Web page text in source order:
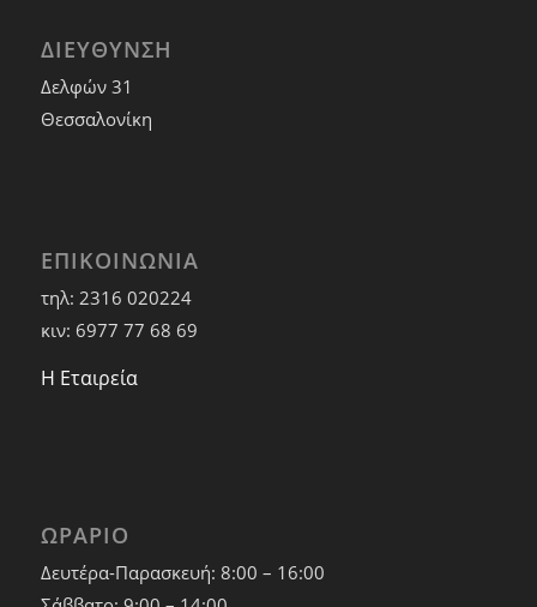
ΔΙΕΥΘΥΝΣΗ
Δελφών 31
Θεσσαλονίκη
ΕΠΙΚΟΙΝΩΝΙΑ
τηλ: 2316 020224
κιν: 6977 77 68 69
Η Εταιρεία
ΩΡΑΡΙΟ
Δευτέρα-Παρασκευή: 8:00 – 16:00